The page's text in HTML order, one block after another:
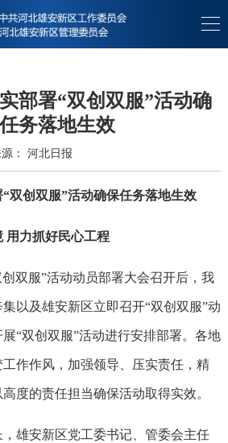
部署“双创双服”活动确
务落地生效
： 河北日报
双创双服”活动确保任务落地生效
力抓好民心工程
双服”活动动员部署大会召开后，我
以及雄安新区立即召开“双创双服”动
“双创双服”活动进行安排部署。各地
作作风，加强领导、压实责任，精
度的责任担当确保活动取得实效。
安新区党工委书记、管委会主任